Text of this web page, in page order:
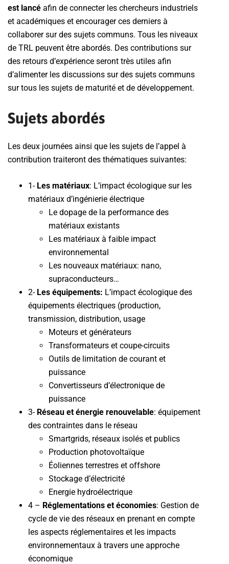
est lancé afin de connecter les chercheurs industriels
et académiques et encourager ces derniers à
collaborer sur des sujets communs. Tous les niveaux
de TRL peuvent être abordés. Des contributions sur
des retours d’expérience seront très utiles afin
d’alimenter les discussions sur des sujets communs
sur tous les sujets de maturité et de développement.
Sujets abordés
Les deux journées ainsi que les sujets de l’appel à
contribution traiteront des thématiques suivantes:
1- Les matériaux: L’impact écologique sur les
matériaux d’ingénierie électrique
Le dopage de la performance des
matériaux existants
Les matériaux à faible impact
environnemental
Les nouveaux matériaux: nano,
supraconducteurs…
2- Les équipements: L’impact écologique des
équipements électriques (production,
transmission, distribution, usage
Moteurs et générateurs
Transformateurs et coupe-circuits
Outils de limitation de courant et
puissance
Convertisseurs d’électronique de
puissance
3- Réseau et énergie renouvelable: équipement
des contraintes dans le réseau
Smartgrids, réseaux isolés et publics
Production photovoltaïque
Éoliennes terrestres et offshore
Stockage d’électricité
Energie hydroélectrique
4 – Réglementations et économies: Gestion de
cycle de vie des réseaux en prenant en compte
les aspects réglementaires et les impacts
environnementaux à travers une approche
économique